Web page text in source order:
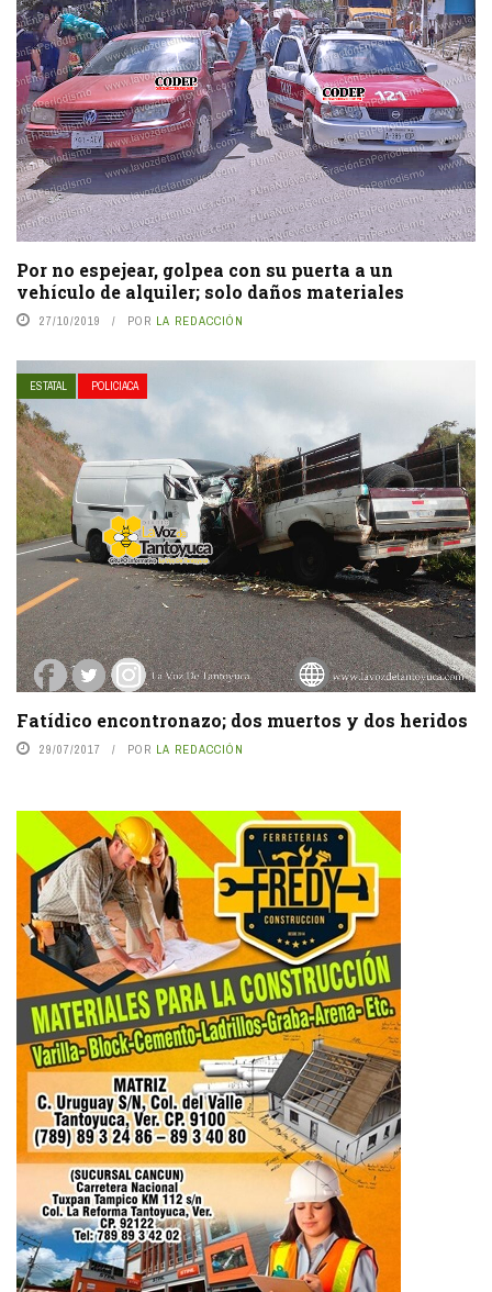
Por no espejear, golpea con su puerta a un
vehículo de alquiler; solo daños materiales
27/10/2019 POR LA REDACCIÓN
ESTATAL POLICIACA
Fatídico encontronazo; dos muertos y dos heridos
29/07/2017 POR LA REDACCIÓN